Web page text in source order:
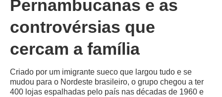
Pernambucanas e as
controvérsias que
cercam a família
Criado por um imigrante sueco que largou tudo e se
mudou para o Nordeste brasileiro, o grupo chegou a ter
400 lojas espalhadas pelo país nas décadas de 1960 e